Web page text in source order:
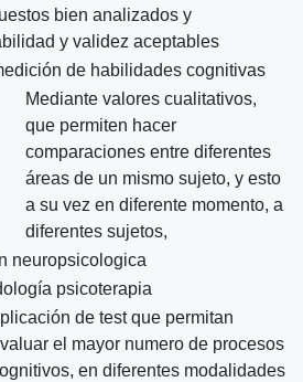
bien analizados y
y validez aceptables
de habilidades cognitivas
Mediante valores cualitativos,
que permiten hacer
comparaciones entre diferentes
áreas de un mismo sujeto, y esto
a su vez en diferente momento, a
diferentes sujetos,
neuropsicologica
psicoterapia
de test que permitan
el mayor numero de procesos
en diferentes modalidades